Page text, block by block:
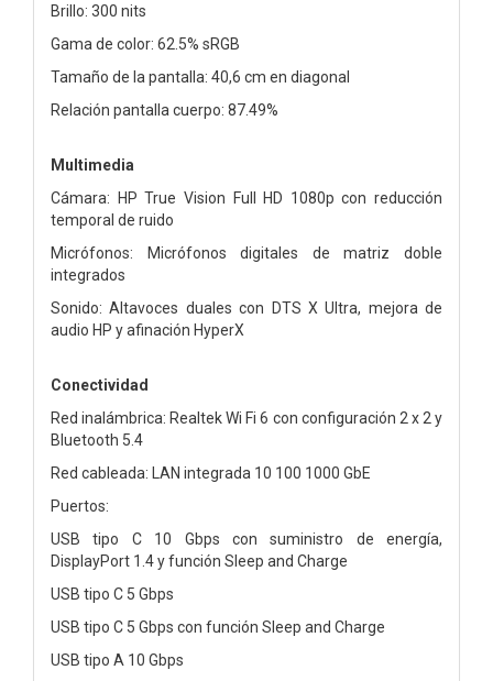
Brillo: 300 nits
Gama de color: 62.5% sRGB
Tamaño de la pantalla: 40,6 cm en diagonal
Relación pantalla cuerpo: 87.49%
Multimedia
Cámara: HP True Vision Full HD 1080p con reducción
temporal de ruido
Micrófonos: Micrófonos digitales de matriz doble
integrados
Sonido: Altavoces duales con DTS X Ultra, mejora de
audio HP y afinación HyperX
Conectividad
Red inalámbrica: Realtek Wi Fi 6 con configuración 2 x 2 y
Bluetooth 5.4
Red cableada: LAN integrada 10 100 1000 GbE
Puertos:
USB tipo C 10 Gbps con suministro de energía,
DisplayPort 1.4 y función Sleep and Charge
USB tipo C 5 Gbps
USB tipo C 5 Gbps con función Sleep and Charge
USB tipo A 10 Gbps